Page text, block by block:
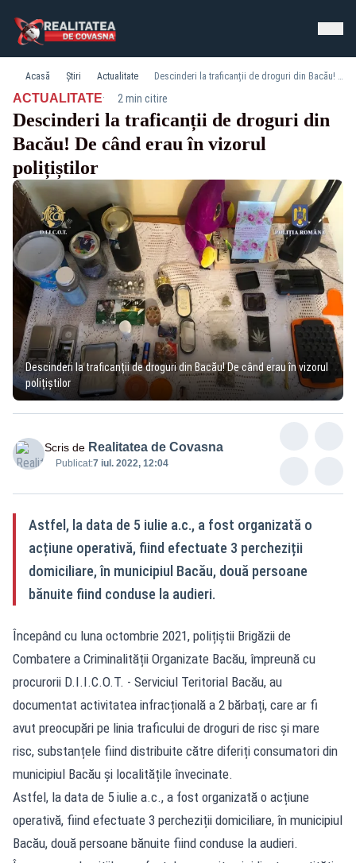
Acasă Știri Actualitate Descinderi la traficanții de droguri din Bacău! De când erau în vizorul polițiștilor
ACTUALITATE· 2 min citire
Descinderi la traficanții de droguri din
Bacău! De când erau în vizorul
polițiștilor
Descinderi la traficanții de droguri din Bacău! De când erau în vizorul
polițiștilor
Scris de Realitatea de Covasna
Publicat:7 iul. 2022, 12:04
Astfel, la data de 5 iulie a.c., a fost organizată o
acțiune operativă, fiind efectuate 3 percheziții
domiciliare, în municipiul Bacău, două persoane
bănuite fiind conduse la audieri.
Începând cu luna octombrie 2021, polițiștii Brigăzii de
Combatere a Criminalității Organizate Bacău, împreună cu
procurorii D.I.I.C.O.T. - Serviciul Teritorial Bacău, au
documentat activitatea infracțională a 2 bărbați, care ar fi
avut preocupări pe linia traficului de droguri de risc și mare
risc, substanțele fiind distribuite către diferiți consumatori din
municipiul Bacău și localitățile învecinate.
Astfel, la data de 5 iulie a.c., a fost organizată o acțiune
operativă, fiind efectuate 3 percheziții domiciliare, în municipiul
Bacău, două persoane bănuite fiind conduse la audieri.